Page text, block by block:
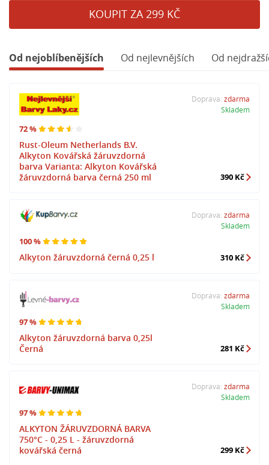
KOUPIT ZA 299 KČ
Od nejoblíbenějších Od nejlevnějších Od
72 %
Rust-Oleum Netherlands B.V.
Alkyton Kovářská žáruvzdorná
barva Varianta: Alkyton Kovářská
žáruvzdorná barva černá 250 ml
Doprava: zdarma
Skladem
390 Kč
100 %
Alkyton žáruvzdorná černá 0,25 l
Doprava: zdarma
Skladem
310 Kč
97 %
Alkyton žáruvzdorná barva 0,25l
Černá
Doprava: zdarma
Skladem
281 Kč
97 %
ALKYTON ŽÁRUVZDORNÁ BARVA
750°C - 0,25 L - žáruvzdorná
kovářská černá
Doprava: zdarma
Skladem
299 Kč